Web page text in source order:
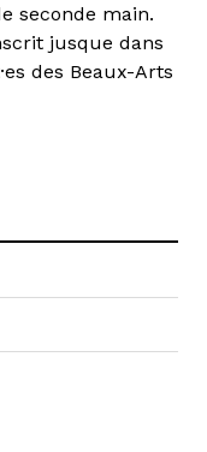
seconde main.
jusque dans
des Beaux-Arts